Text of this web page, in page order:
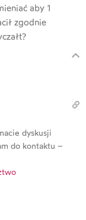
aby 1
zgodnie
dyskusji
do kontaktu –